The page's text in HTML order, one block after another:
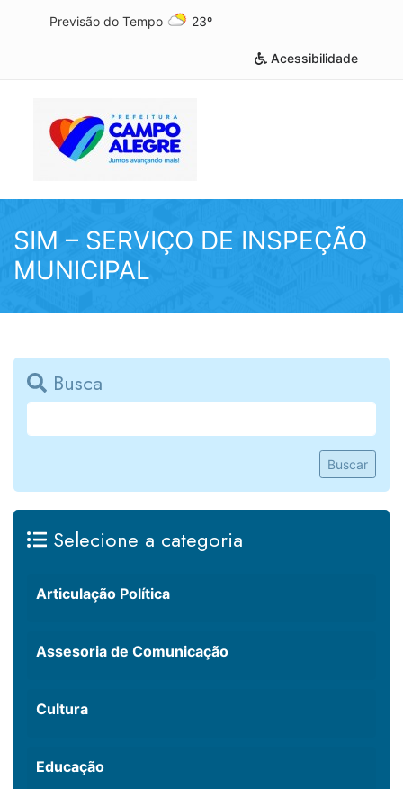
Previsão do Tempo 23º
Acessibilidade
SIM – SERVIÇO DE INSPEÇÃO
MUNICIPAL
Busca
Buscar
Selecione a categoria
Articulação Política
Assesoria de Comunicação
Cultura
Educação